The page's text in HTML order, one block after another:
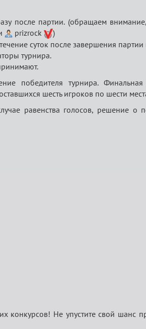
после партии. (обращаем
prizrock
)
суток после завершения
турнира.
победителя турнира.
шесть игроков по шести
равенства голосов, решение о
конкурсов! Не упустите свой шанс